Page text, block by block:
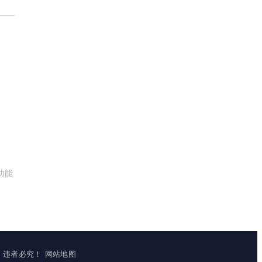
能
者必究！ 网站地图